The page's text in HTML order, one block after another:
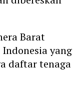
Barat
yang
daftar tenaga